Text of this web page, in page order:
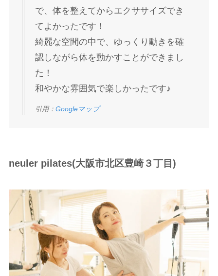
で、体を整えてからエクササイズでき
てよかったです！
綺麗な空間の中で、ゆっくり動きを確
認しながら体を動かすことができまし
た！
和やかな雰囲気で楽しかったです♪
引用： Googleマップ
neuler pilates(大阪市北区豊崎３丁目)